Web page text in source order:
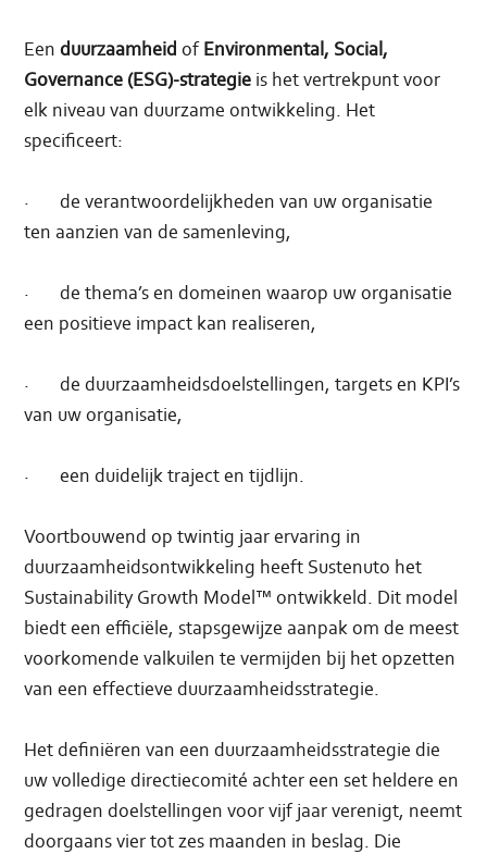
Eenduurzaamheid ofEnvironmental, Social,
Governance (ESG)-strategie is het vertrekpunt voor
elk niveau van duurzame ontwikkeling. Het
specificeert:
·de verantwoordelijkheden van uw organisatie
ten aanzien van de samenleving,
·de thema’s en domeinen waarop uw organisatie
een positieve impact kan realiseren,
·de duurzaamheidsdoelstellingen, targets en KPI’s
van uw organisatie,
·een duidelijk traject en tijdlijn.
Voortbouwend op twintig jaar ervaring in
duurzaamheidsontwikkeling heeft Sustenuto het
Sustainability Growth Model™ ontwikkeld. Dit model
biedt een efficiële, stapsgewijze aanpak om de meest
voorkomende valkuilen te vermijden bij het opzetten
van een effectieve duurzaamheidsstrategie.
Het definiëren van een duurzaamheidsstrategie die
uw volledige directiecomité achter een set heldere en
gedragen doelstellingen voor vijf jaar verenigt, neemt
doorgaans vier tot zes maanden in beslag. Die